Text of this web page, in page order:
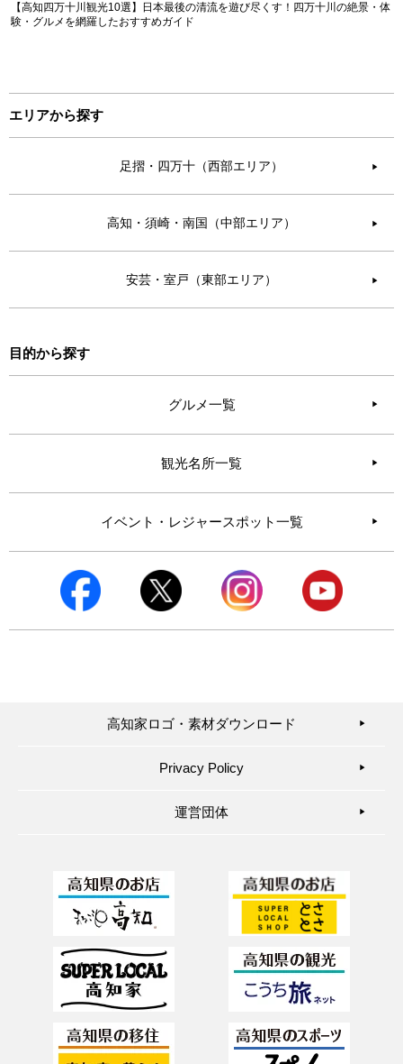
【高知四万十川観光10選】日本最後の清流を遊び尽くす！四万十川の絶景・体
験・グルメを網羅したおすすめガイド
エリアから探す
足摺・四万十（西部エリア） ▶︎
高知・須崎・南国（中部エリア） ▶︎
安芸・室戸（東部エリア） ▶︎
目的から探す
グルメ一覧
観光名所一覧
イベント・レジャースポット一覧
高知家ロゴ・素材ダウンロード ▶︎
Privacy Policy ▶︎
運営団体 ▶︎